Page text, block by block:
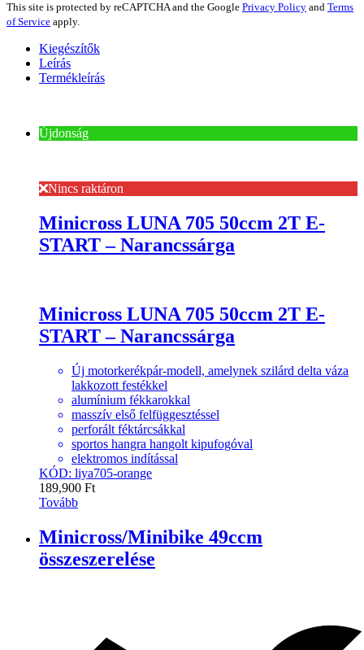
This site is protected by reCAPTCHA and the Google Privacy Policy and Terms
of Service apply.
Kiegészítők
Leírás
Termékleírás
Újdonság
Nincs raktáron
Minicross LUNA 705 50ccm 2T E-
START – Narancssárga
Minicross LUNA 705 50ccm 2T E-
START – Narancssárga
Új motorkerékpár-modell, amelynek szilárd delta váza
lakkozott festékkel
alumínium fékkarokkal
masszív első felfüggesztéssel
perforált féktárcsákkal
sportos hangra hangolt kipufogóval
elektromos indítással
KÓD: liya705-orange
189,900 Ft
Tovább
Minicross/Minibike 49ccm
összeszerelése